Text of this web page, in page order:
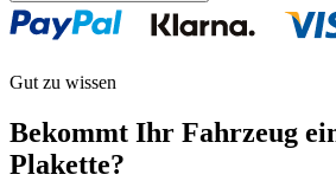
Gut zu wissen
Bekommt Ihr Fahrzeug
Plakette?